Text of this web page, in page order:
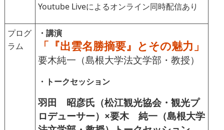
Youtube Liveによるオンライン同時配信あり
プログ
ラム
・講演
「『出雲名勝摘要』とその魅力」
要木純一（島根大学法文学部・教授）
・トークセッション
羽田 昭彦氏（松江観光協会・観光プ
ロデューサー）×要木 純一（島根大学